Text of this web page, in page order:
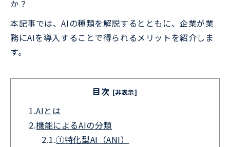
か？
本記事では、AIの種類を解説するとともに、企業が業
務にAIを導入することで得られるメリットを紹介しま
す。
目次 [非表示]
1.AIとは
2.機能によるAIの分類
2.1.①特化型AI（ANI）